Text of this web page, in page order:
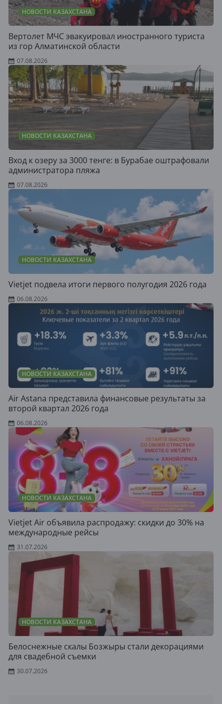
НОВОСТИ КАЗАХСТАНА
Вертолет МЧС эвакуировал иностранного туриста
из гор Алматинской области
07.08.2026
НОВОСТИ КАЗАХСТАНА
Вход к озеру за 3000 тенге: в Бурабае оштрафовали
администратора пляжа
07.08.2026
НОВОСТИ КАЗАХСТАНА
Vietjet подвела итоги первого полугодия 2026 года
06.08.2026
НОВОСТИ КАЗАХСТАНА
Air Astana представила финансовые результаты за
второй квартал 2026 года
06.08.2026
НОВОСТИ КАЗАХСТАНА
Vietjet Air объявила распродажу: скидки до 30% на
международные рейсы
31.07.2026
НОВОСТИ КАЗАХСТАНА
Белоснежные скалы Бозжыры стали декорациями
для свадебной съемки
30.07.2026